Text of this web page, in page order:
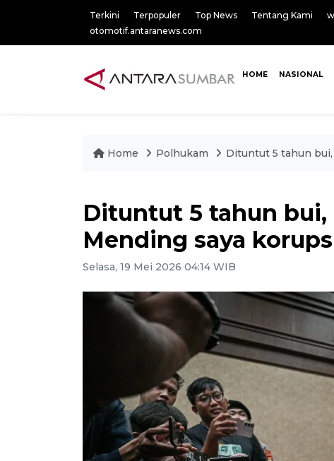
Terkini Terpopuler Top News Tentang Kami
otomotif.antaranews.com
HOME NASIONAL
Home Polhukam Dituntut 5 tahun
Dituntut 5 tahun bui,
Mending saya
Selasa, 19 Mei 2026 04:14 WIB